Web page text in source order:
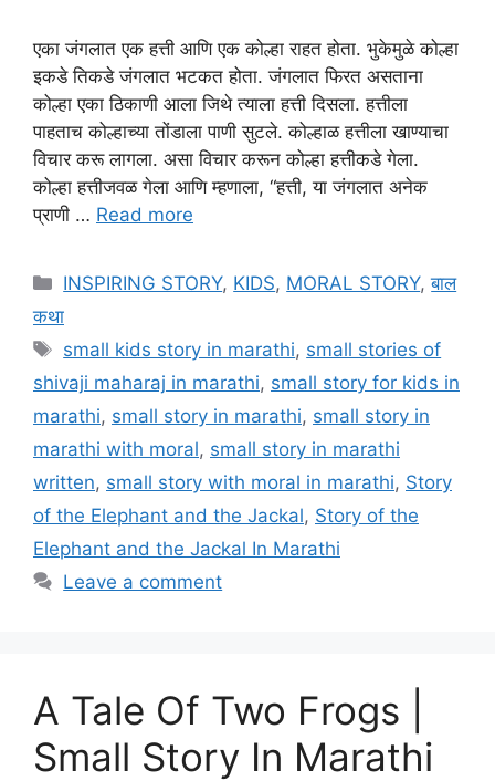
एका जंगलात एक हत्ती आणि एक कोल्हा राहत होता. भुकेमुळे कोल्हा
इकडे तिकडे जंगलात भटकत होता. जंगलात फिरत असताना
कोल्हा एका ठिकाणी आला जिथे त्याला हत्ती दिसला. हत्तीला
पाहताच कोल्हाच्या तोंडाला पाणी सुटले. कोल्हाळ हत्तीला खाण्याचा
विचार करू लागला. असा विचार करून कोल्हा हत्तीकडे गेला.
कोल्हा हत्तीजवळ गेला आणि म्हणाला, “हत्ती, या जंगलात अनेक
प्राणी … Read more
Categories
INSPIRING STORY, KIDS, MORAL STORY,बाल
कथा
Tags
small kids story in marathi, small stories of
shivaji maharaj in marathi, small story for kids in
marathi, small story in marathi, small story in
marathi with moral, small story in marathi
written, small story with moral in marathi, Story
of the Elephant and the Jackal, Story of the
Elephant and the Jackal In Marathi
Leave a comment
A Tale Of Two Frogs |
Small Story In Marathi